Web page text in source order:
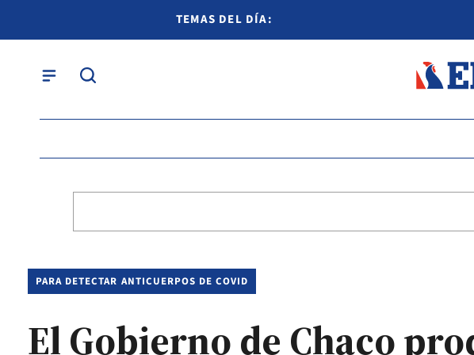
TEMAS DEL DÍA:
PARA DETECTAR ANTICUERPOS DE COVID
El Gobierno de Chaco